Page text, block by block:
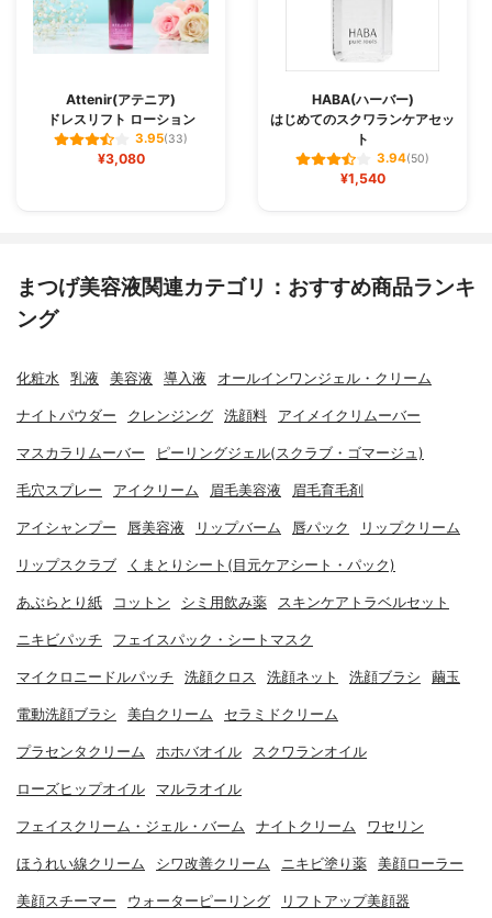
Attenir(アテニア)
ドレスリフト ローション
3.95(33)
¥3,080
HABA(ハーバー)
はじめてのスクワランケアセッ
ト
3.94(50)
¥1,540
まつげ美容液関連カテゴリ：おすすめ商品ランキ
ング
化粧水 乳液 美容液 導入液 オールインワンジェル・クリーム
ナイトパウダー クレンジング 洗顔料 アイメイクリムーバー
マスカラリムーバー ピーリングジェル(スクラブ・ゴマージュ)
毛穴スプレー アイクリーム 眉毛美容液 眉毛育毛剤
アイシャンプー 唇美容液 リップバーム 唇パック リップクリーム
リップスクラブ くまとりシート(目元ケアシート・パック)
あぶらとり紙 コットン シミ用飲み薬 スキンケアトラベルセット
ニキビパッチ フェイスパック・シートマスク
マイクロニードルパッチ 洗顔クロス 洗顔ネット 洗顔ブラシ 繭玉
電動洗顔ブラシ 美白クリーム セラミドクリーム
プラセンタクリーム ホホバオイル スクワランオイル
ローズヒップオイル マルラオイル
フェイスクリーム・ジェル・バーム ナイトクリーム ワセリン
ほうれい線クリーム シワ改善クリーム ニキビ塗り薬 美顔ローラー
美顔スチーマー ウォーターピーリング リフトアップ美顔器